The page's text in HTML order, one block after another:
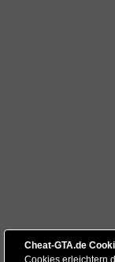
Cheat-GTA.de
Cookies erleichtern